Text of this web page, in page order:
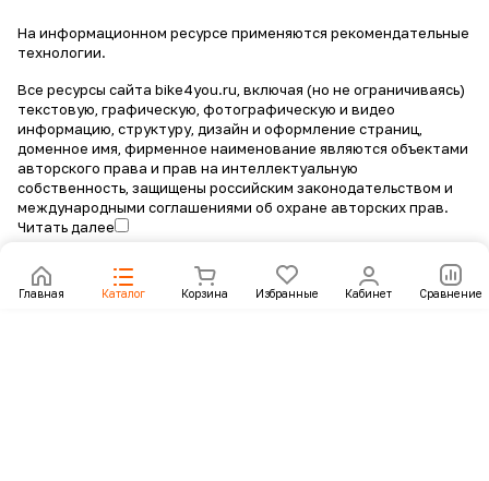
Главная Каталог Корзина Избранные Кабинет Сравнение
На информационном ресурсе применяются рекомендательные
технологии.
Все ресурсы сайта bike4you.ru, включая (но не ограничиваясь)
текстовую, графическую, фотографическую и видео
информацию, структуру, дизайн и оформление страниц,
доменное имя, фирменное наименование являются объектами
авторского права и прав на интеллектуальную
собственность, защищены российским законодательством и
международными соглашениями об охране авторских прав.
Читать далее